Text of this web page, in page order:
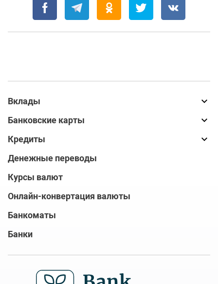
Вклады
Банковские карты
Кредиты
Денежные переводы
Курсы валют
Онлайн-конвертация валюты
Банкоматы
Банки